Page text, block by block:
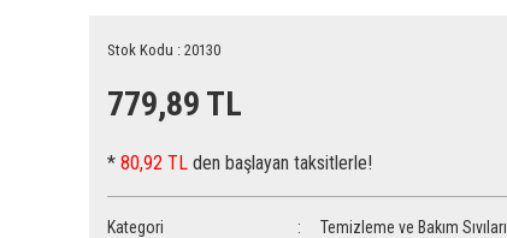
Stok Kodu : 20130
779,89 TL
* 80,92 TL den başlayan taksitlerle!
Kategori
Temizleme ve Bakım Sıvıları